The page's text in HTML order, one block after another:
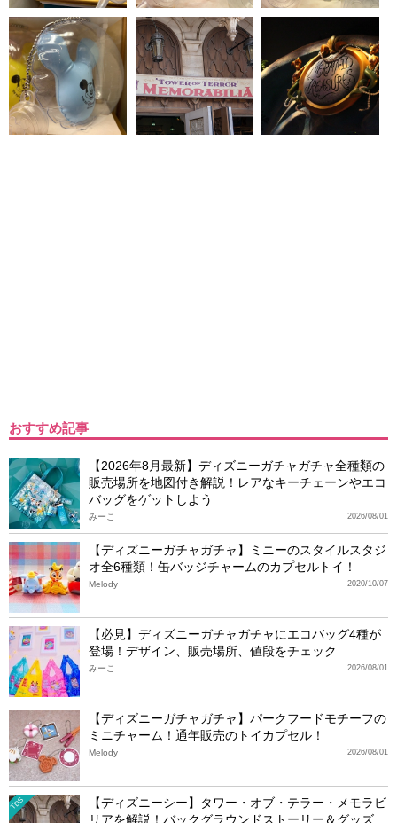
おすすめ記事
【2026年8月最新】ディズニーガチャガチャ全種類の
販売場所を地図付き解説！レアなキーチェーンやエコ
バッグをゲットしよう
2026/08/01
みーこ
【ディズニーガチャガチャ】ミニーのスタイルスタジ
オ全6種類！缶バッジチャームのカプセルトイ！
2020/10/07
Melody
【必見】ディズニーガチャガチャにエコバッグ4種が
登場！デザイン、販売場所、値段をチェック
2026/08/01
みーこ
【ディズニーガチャガチャ】パークフードモチーフの
ミニチャーム！通年販売のトイカプセル！
2026/08/01
Melody
TDS
【ディズニーシー】タワー・オブ・テラー・メモラビ
リアを解説！バックグラウンドストーリー＆グッズ